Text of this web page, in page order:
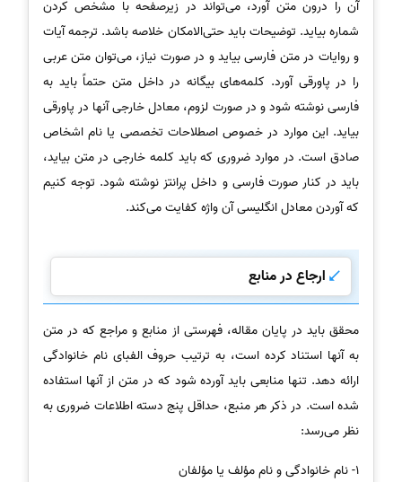
آن را درون متن آورد، می‌تواند در زیرصفحه با مشخص کردن
شماره بیاید. توضیحات باید حتی‌الامکان خلاصه باشد. ترجمه آیات
و روایات در متن فارسی بیاید و در صورت نیاز، می‌توان متن عربی
را در پاورقی آورد. کلمه‌های بیگانه در داخل متن حتماً باید به
فارسی نوشته شود و در صورت لزوم، معادل خارجی آنها در پاورقی
بیاید. این موارد در خصوص اصطلاحات تخصصی یا نام اشخاص
صادق است. در موارد ضروری که باید کلمه خارجی در متن بیاید،
باید در کنار صورت فارسی و داخل پرانتز نوشته شود. توجه کنیم
که آوردن معادل انگلیسی آن واژه کفایت می‌کند.
ارجاع در منابع
محقق باید در پایان مقاله، فهرستی از منابع و مراجع که در متن
به آنها استناد کرده است، به ترتیب حروف الفبای نام خانوادگی
ارائه دهد. تنها منابعی باید آورده شود که در متن از آنها استفاده
شده است. در ذکر هر منبع، حداقل پنج دسته اطلاعات ضروری به
نظر می‌رسد:
1- نام خانوادگی و نام مؤلف یا مؤلفان